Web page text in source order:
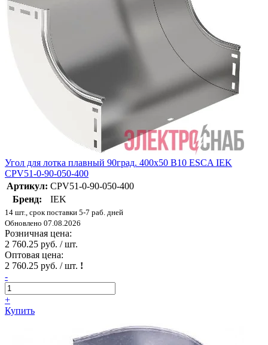
Угол для лотка плавный 90град. 400х50 В10 ESCA IEK
CPV51-0-90-050-400
Артикул: CPV51-0-90-050-400
Бренд:
IEK
14 шт., срок поставки 5-7 раб. дней
Обновлено 07.08.2026
Розничная цена:
2 760.25 руб. / шт.
Оптовая цена:
2 760.25 руб. / шт. !
-
+
Купить